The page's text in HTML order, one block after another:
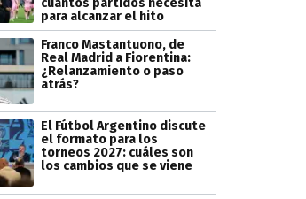
para alcanzar el hito
Franco Mastantuono, de
Real Madrid a Fiorentina:
¿Relanzamiento o paso
atrás?
El Fútbol Argentino discute
el formato para los
torneos 2027: cuáles son
los cambios que se viene